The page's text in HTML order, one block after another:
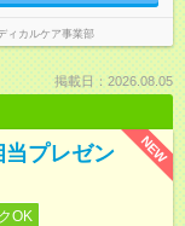
ィカルケア事業部
掲載日：2026.08.05
NEW
プレゼン
OK